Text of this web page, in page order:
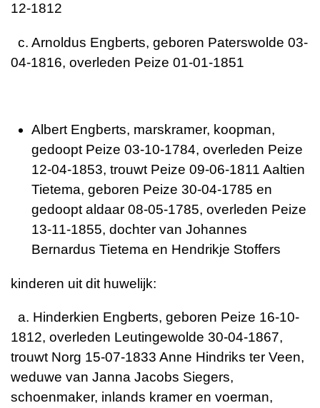
12-1812
c. Arnoldus Engberts, geboren Paterswolde 03-
04-1816, overleden Peize 01-01-1851
Albert Engberts, marskramer, koopman,
gedoopt Peize 03-10-1784, overleden Peize
12-04-1853, trouwt Peize 09-06-1811 Aaltien
Tietema, geboren Peize 30-04-1785 en
gedoopt aldaar 08-05-1785, overleden Peize
13-11-1855, dochter van Johannes
Bernardus Tietema en Hendrikje Stoffers
kinderen uit dit huwelijk:
a. Hinderkien Engberts, geboren Peize 16-10-
1812, overleden Leutingewolde 30-04-1867,
trouwt Norg 15-07-1833 Anne Hindriks ter Veen,
weduwe van Janna Jacobs Siegers,
schoenmaker, inlands kramer en voerman,